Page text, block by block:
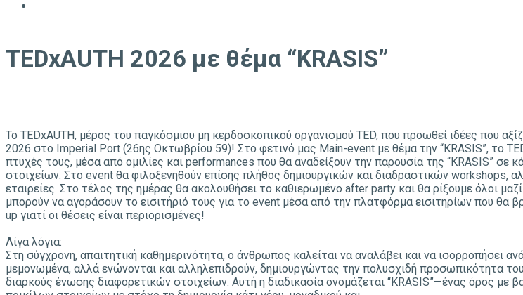
TEDxAUTH 2026 με θέμα “KRASIS”
Το TEDxAUTH, μέρος του παγκόσμιου μη κερδοσκοπικού οργανισμού TED, που προωθεί ιδέες που
2026 στo Imperial Port (26ης Οκτωβρίου 59)! Στο φετινό μας Main-event με θέμα την “KRASIS”, το
πτυχές τους, μέσα από ομιλίες και performances που θα αναδείξουν την παρουσία της “KRASIS”
στοιχείων. Στο event θα φιλοξενηθούν επίσης πλήθος δημιουργικών και διαδραστικών workshops,
εταιρείες. Στο τέλος της ημέρας θα ακολουθήσει το καθιερωμένο after party και θα ρίξουμε όλοι
μπορούν να αγοράσουν το εισιτήριό τους για το event μέσα από την πλατφόρμα εισιτηρίων που θα
up γιατί οι θέσεις είναι περιορισμένες!
Λίγα λόγια:
Στη σύγχρονη, απαιτητική καθημερινότητα, ο άνθρωπος καλείται να αναλάβει και να ισορροπήσει
μεμονωμένα, αλλά ενώνονται και αλληλεπιδρούν, δημιουργώντας την πολυσχιδή προσωπικότητα
διαρκούς ένωσης διαφορετικών στοιχείων. Αυτή η διαδικασία ονομάζεται “KRASIS”—ένας όρος με